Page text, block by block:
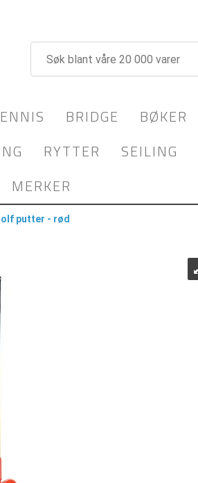
BRIDGE BØKER
RYTTER SEILING
MERKER
putter - rød